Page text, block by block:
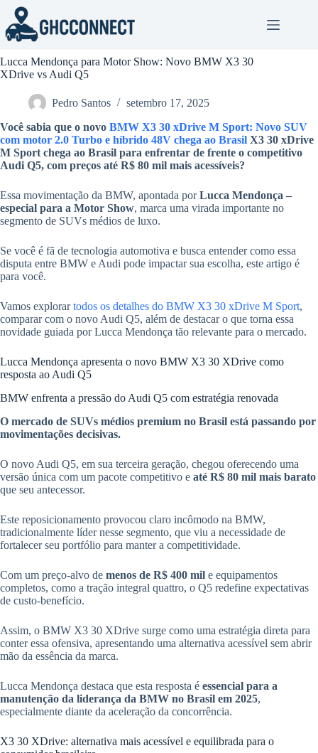
Pular
para
conteúdo
Lucca Mendonça para Motor Show: Novo BMW X3 30
XDrive vs Audi Q5
Pedro Santos
setembro 17, 2025
Você sabia que o novo BMW X3 30 xDrive M Sport: Novo SUV
com motor 2.0 Turbo e híbrido 48V chega ao Brasil X3 30 xDrive
M Sport chega ao Brasil para enfrentar de frente o competitivo
Audi Q5, com preços até R$ 80 mil mais acessíveis?
Essa movimentação da BMW, apontada porLucca Mendonça –
especial para a Motor Show, marca uma virada importante no
segmento de SUVs médios de luxo.
Se você é fã de tecnologia automotiva e busca entender como essa
disputa entre BMW e Audi pode impactar sua escolha, este artigo é
para você.
Vamos explorartodos os detalhes do BMW X3 30 xDrive M Sport,
comparar com o novo Audi Q5, além de destacar o que torna essa
novidade guiada por Lucca Mendonça tão relevante para o mercado.
Lucca Mendonça apresenta o novo BMW X3 30 XDrive como
resposta ao Audi Q5
BMW enfrenta a pressão do Audi Q5 com estratégia renovada
O mercado de SUVs médios premium no Brasil está passando por
movimentações decisivas.
O novo Audi Q5, em sua terceira geração, chegou oferecendo uma
versão única com um pacote competitivo e até R$ 80 mil mais barato
que seu antecessor.
Este reposicionamento provocou claro incômodo na BMW,
tradicionalmente líder nesse segmento, que viu a necessidade de
fortalecer seu portfólio para manter a competitividade.
Com um preço-alvo de menos de R$ 400 mil e equipamentos
completos, como a tração integral quattro, o Q5 redefine expectativas
de custo-benefício.
Assim, o BMW X3 30 XDrive surge como uma estratégia direta para
conter essa ofensiva, apresentando uma alternativa acessível sem abrir
mão da essência da marca.
Lucca Mendonça destaca que esta resposta é essencial para a
manutenção da liderança da BMW no Brasil em 2025,
especialmente diante da aceleração da concorrência.
X3 30 XDrive: alternativa mais acessível e equilibrada para o